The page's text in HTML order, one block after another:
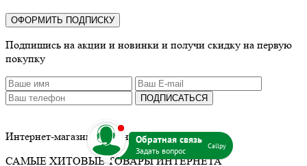
ОФОРМИТЬ ПОДПИСКУ
Подпишись на акции и новинки и получи скидку на первую
покупку
ПОДПИСАТЬСЯ
Интернет-магазин оригинальных товаров
САМЫЕ ХИТОВЫЕ ТОВАРЫ ИНТЕРНЕТА
Callpy
b